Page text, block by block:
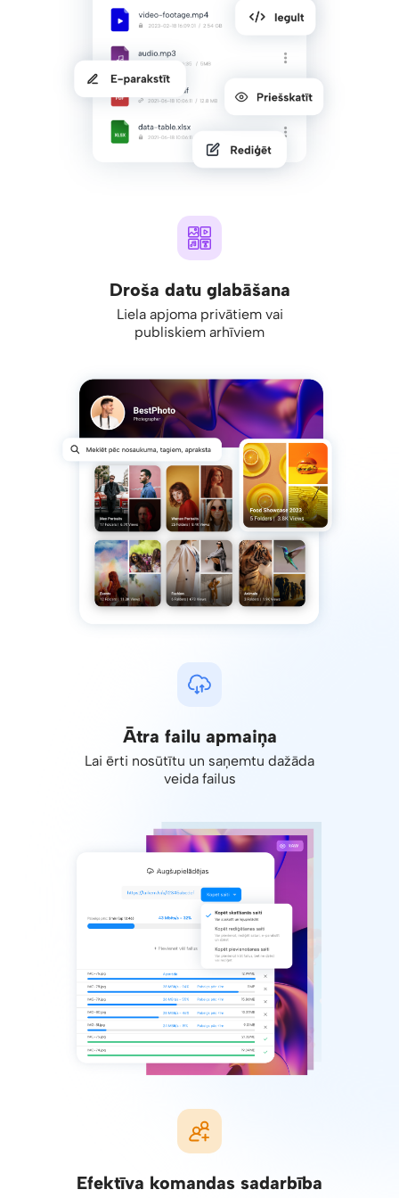
Droša datu glabāšana
Liela apjoma privātiem vai
publiskiem arhīviem
Ātra failu apmaiņa
Lai ērti nosūtītu un saņemtu dažāda
veida failus
Efektīva komandas sadarbība